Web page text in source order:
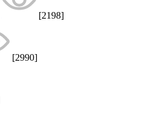
[2198]
[2990]